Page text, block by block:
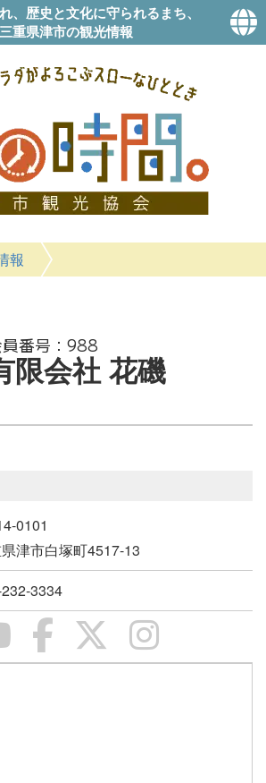
、歴史と文化に守られるまち、
三重県津市の観光情報
報
988
限会社 花磯
0101
津市白塚町4517-13
3334